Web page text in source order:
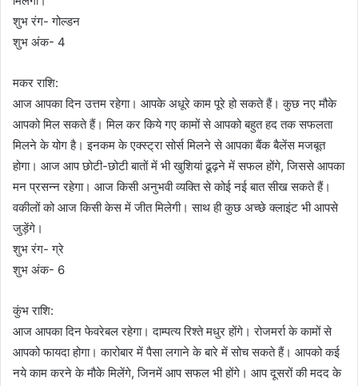
शुभ रंग- गोल्डन
शुभ अंक- 4
मकर राशि:
आज आपका दिन उत्तम रहेगा। आपके अधूरे काम पूरे हो सकते हैं। कुछ नए मौके
आपको मिल सकते हैं। मिल कर किये गए कामों से आपको बहुत हद तक सफलता
मिलने के योग है। इनकम के एक्स्ट्रा सोर्स मिलने से आपका बैंक बैलेंस मजबूत
होगा। आज आप छोटी-छोटी बातों में भी खुशियां ढूढ़ने में सफल होंगे, जिससे आपका
मन प्रसन्न रहेगा। आज किसी अनुभवी व्यक्ति से कोई नई बात सीख सकते हैं।
वकीलों को आज किसी केस में जीत मिलेगी। साथ ही कुछ अच्छे क्लाइंट भी आपसे
जुड़ेंगे।
शुभ रंग- ग्रे
शुभ अंक- 6
कुंभ राशि:
आज आपका दिन फेवरेबल रहेगा। दाम्पत्य रिश्ते मधुर होंगे। रोजमर्रा के कामों से
आपको फायदा होगा। कारोबार में पैसा लगाने के बारे में सोच सकते हैं। आपको कई
नये काम करने के मौके मिलेंगे, जिनमें आप सफल भी होंगे। आप दूसरों की मदद के